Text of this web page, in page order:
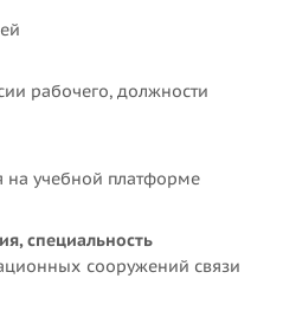
рабочего, должности
учебной платформе
специальность
сооружений связи